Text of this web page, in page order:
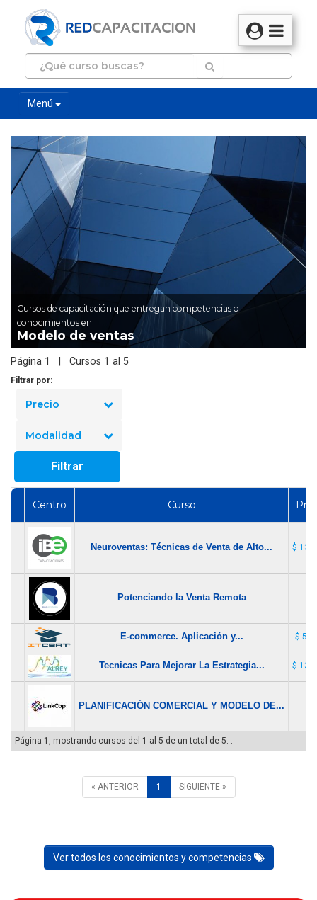
Menú
Cursos de capacitación que entregan competencias o
conocimientos en
Modelo de ventas
Página 1 | Cursos 1 al 5
Filtrar por:
Precio
Modalidad
Filtrar
Centro Curso
Neuroventas: Técnicas de Venta de Alto... $
Potenciando la Venta Remota
E-commerce. Aplicación y... $
Tecnicas Para Mejorar La Estrategia... $
PLANIFICACIÓN COMERCIAL Y MODELO DE...
Página 1, mostrando cursos del 1 al 5 de un total de 5. .
« ANTERIOR 1 SIGUIENTE »
Ver todos los conocimientos y competencias